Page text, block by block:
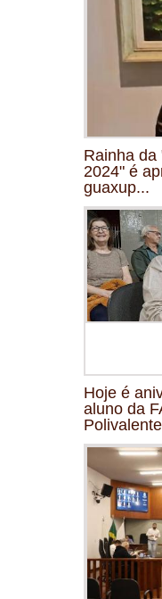
Rainha
2024" é
guaxup...
Hoje é
aluno da
Polivalente